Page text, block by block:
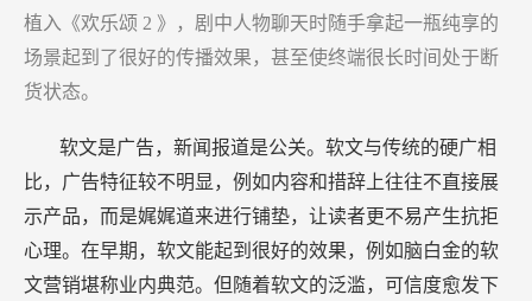
植入《欢乐颂 2 》，剧中人物聊天时随手拿起一瓶纯享的
场景起到了很好的传播效果，甚至使终端很长时间处于断
货状态。
软文是广告，新闻报道是公关。软文与传统的硬广相
比，广告特征较不明显，例如内容和措辞上往往不直接展
示产品，而是娓娓道来进行铺垫，让读者更不易产生抗拒
心理。在早期，软文能起到很好的效果，例如脑白金的软
文营销堪称业内典范。但随着软文的泛滥，可信度愈发下